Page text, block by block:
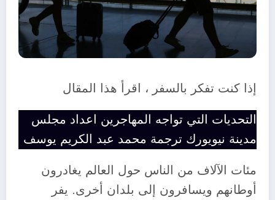
إذا كنت تفكر بالسفر ، اقرأ هذا المقال
التحديات التي تواجه المهاجرين اعداد مجلس
مدينة نيويورك ترجمة محمد عبد الكريم يوسف
مئات الآلاف من الناس حول العالم يغادرون
أوطانهم ويسافرون إلى بلدان أخرى. يفر